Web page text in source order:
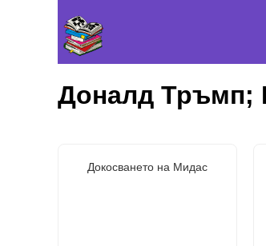
Доналд Тръмп;
Докосването на Мидас